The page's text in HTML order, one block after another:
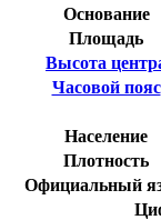
Основание
Площадь
Высота
Часовой пояс
Население
Плотность
Официальный